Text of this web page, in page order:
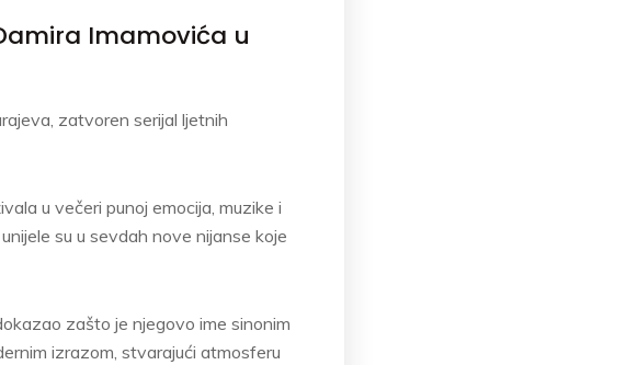
Imamovića u
zatvoren serijal ljetnih
u večeri punoj emocija, muzike i
su u sevdah nove nijanse koje
zašto je njegovo ime sinonim
izrazom, stvarajući atmosferu